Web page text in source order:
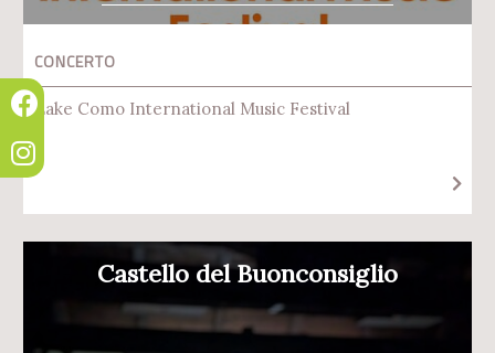
CONCERTO
Lake Como International Music Festival
Castello del Buonconsiglio